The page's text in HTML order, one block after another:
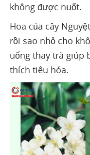
không được nuốt.
Hoa của cây
rồi sao nhỏ cho
uống thay trà giúp
thích tiêu hóa.